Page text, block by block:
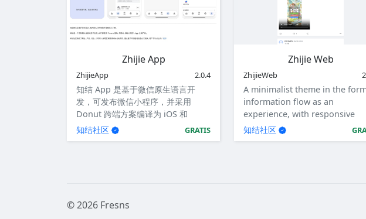
Zhijie App
ZhijieApp 2.0.4
知结 App 是基于微信原生语言开
发，可发布微信小程序，并采用
Donut 跨端方案编译为 iOS 和
Android 应用。
知结社区 GRATIS
Zhijie Web
ZhijieWeb
A minimalist theme in the
information flow as an
experience, with responsive
design.
知结社区
© 2026 Fresns